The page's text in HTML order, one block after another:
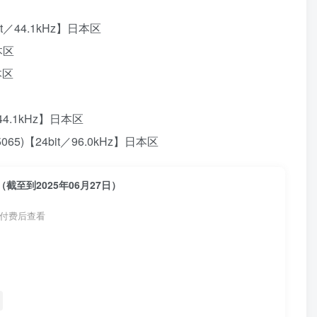
44.1kHz】日本区
】日本区
【24bit／96.0kHz】日本区
至到2025年06月27日）
费后查看